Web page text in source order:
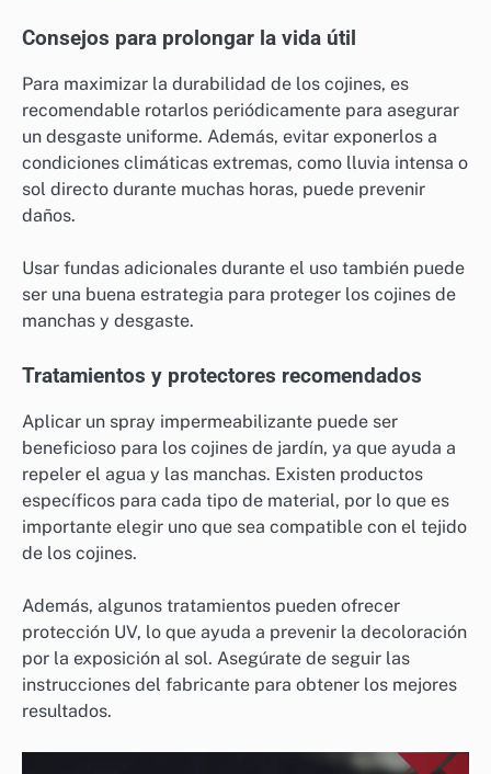
Consejos para prolongar la vida útil
Para maximizar la durabilidad de los cojines, es
recomendable rotarlos periódicamente para asegurar
un desgaste uniforme. Además, evitar exponerlos a
condiciones climáticas extremas, como lluvia intensa o
sol directo durante muchas horas, puede prevenir
daños.
Usar fundas adicionales durante el uso también puede
ser una buena estrategia para proteger los cojines de
manchas y desgaste.
Tratamientos y protectores recomendados
Aplicar un spray impermeabilizante puede ser
beneficioso para los cojines de jardín, ya que ayuda a
repeler el agua y las manchas. Existen productos
específicos para cada tipo de material, por lo que es
importante elegir uno que sea compatible con el tejido
de los cojines.
Además, algunos tratamientos pueden ofrecer
protección UV, lo que ayuda a prevenir la decoloración
por la exposición al sol. Asegúrate de seguir las
instrucciones del fabricante para obtener los mejores
resultados.